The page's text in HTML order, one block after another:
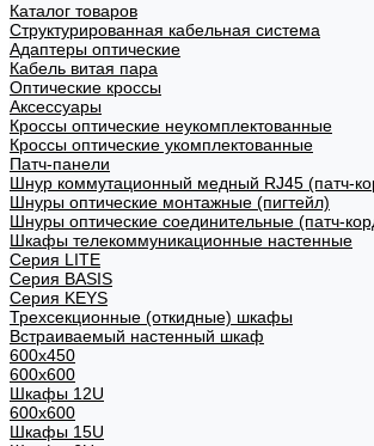
Каталог товаров
Структурированная кабельная система
Адаптеры оптические
Кабель витая пара
Оптические кроссы
Аксессуары
Кроссы оптические неукомплектованные
Кроссы оптические укомплектованные
Патч-панели
Шнур коммутационный медный RJ45 (патч-
Шнуры оптические монтажные (пигтейл)
Шнуры оптические соединительные (патч-
Шкафы телекоммуникационные настенные
Cерия LITE
Cерия BASIS
Cерия KEYS
Трехсекционные (откидные) шкафы
Встраиваемый настенный шкаф
600x450
600x600
Шкафы 12U
600x600
Шкафы 15U